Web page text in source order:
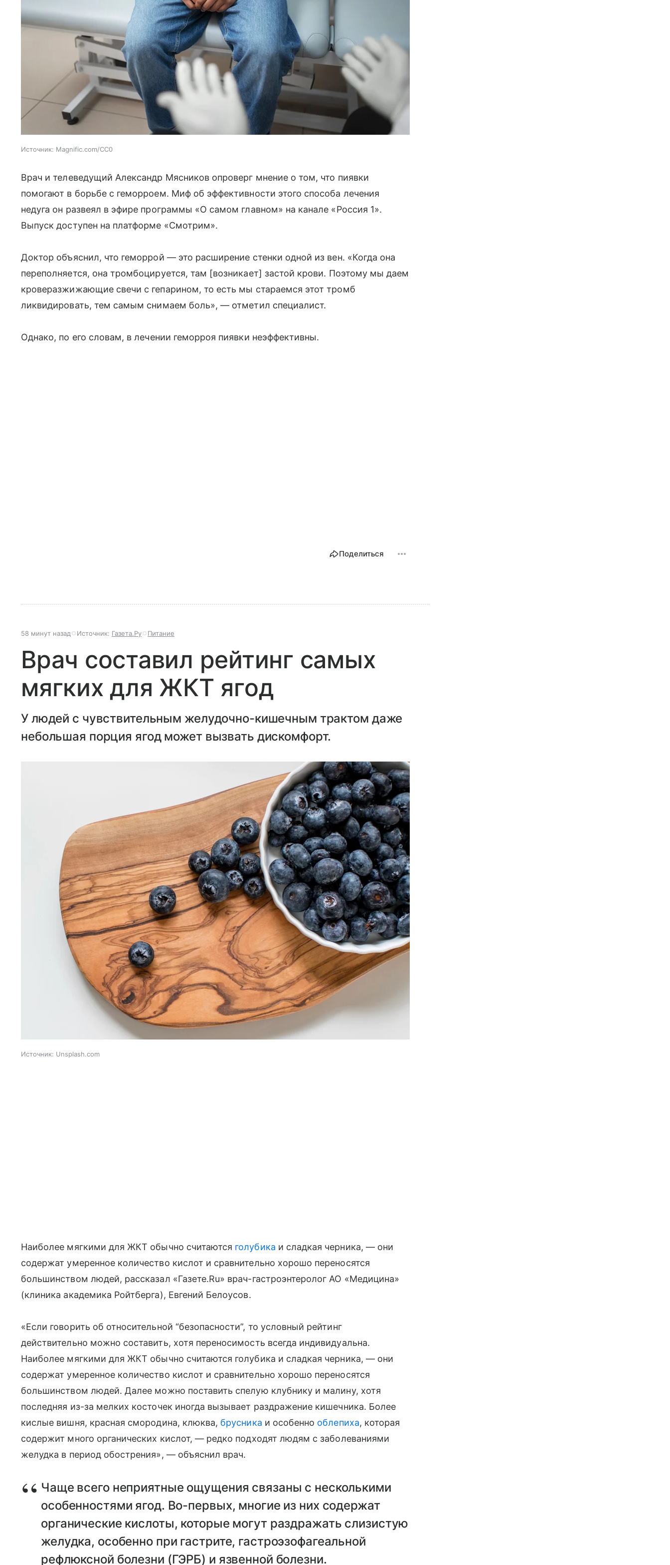
Источник: Magnific.com/CC0
Врач и телеведущий Александр Мясников опроверг мнение о том, что пиявки
помогают в борьбе с геморроем. Миф об эффективности этого способа лечения
недуга он развеял в эфире программы «О самом главном» на канале «Россия 1».
Выпуск доступен на платформе «Смотрим».
Доктор объяснил, что геморрой — это расширение стенки одной из вен. «Когда она
переполняется, она тромбоцируется, там [возникает] застой крови. Поэтому мы даем
кроверазжижающие свечи с гепарином, то есть мы стараемся этот тромб
ликвидировать, тем самым снимаем боль», — отметил специалист.
Однако, по его словам, в лечении геморроя пиявки неэффективны.
Поделиться
58 минут назад Источник: Газета.Ру Питание
Врач составил рейтинг самых
мягких для ЖКТ ягод
У людей с чувствительным желудочно-кишечным трактом даже
небольшая порция ягод может вызвать дискомфорт.
Источник: Unsplash.com
Наиболее мягкими для ЖКТ обычно считаются голубика и сладкая черника, — они
содержат умеренное количество кислот и сравнительно хорошо переносятся
большинством людей, рассказал «Газете.Ru» врач-гастроэнтеролог АО «Медицина»
(клиника академика Ройтберга), Евгений Белоусов.
«Если говорить об относительной “безопасности”, то условный рейтинг
действительно можно составить, хотя переносимость всегда индивидуальна.
Наиболее мягкими для ЖКТ обычно считаются голубика и сладкая черника, — они
содержат умеренное количество кислот и сравнительно хорошо переносятся
большинством людей. Далее можно поставить спелую клубнику и малину, хотя
последняя из-за мелких косточек иногда вызывает раздражение кишечника. Более
кислые вишня, красная смородина, клюква, брусника и особенно облепиха, которая
содержит много органических кислот, — редко подходят людям с заболеваниями
желудка в период обострения», — объяснил врач.
Чаще всего неприятные ощущения связаны с несколькими
особенностями ягод. Во-первых, многие из них содержат
органические кислоты, которые могут раздражать слизистую
желудка, особенно при гастрите, гастроэзофагеальной
рефлюксной болезни (ГЭРБ) и язвенной болезни.